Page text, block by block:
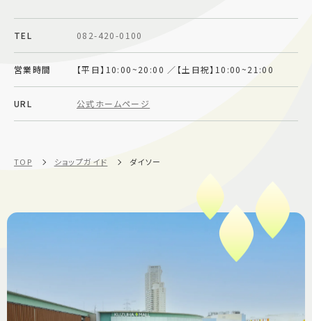
アクセス＆駐車場
よくあるご質問
スタッフ募集
TEL 082-420-0100
営業時間 【平日】10:00~20:00 ／【土日祝】10:00~21:00
URL 公式ホームページ
TOP ショップガイド ダイソー